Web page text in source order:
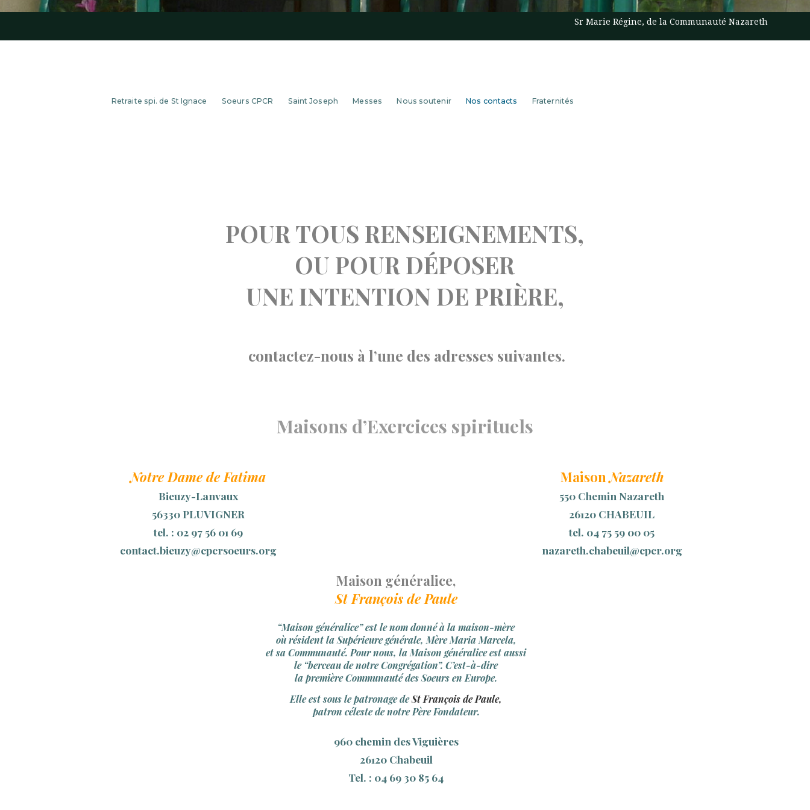
Sr Marie Régine, de la Communauté Nazareth
Retraite spi. de St Ignace Soeurs CPCR Saint Joseph Messes Nous soutenir Nos contacts Fraternités
POUR TOUS RENSEIGNEMENTS,
OU POUR DÉPOSER
UNE INTENTION DE PRIÈRE,
contactez-nous à l’une des adresses suivantes.
Maisons d’Exercices spirituels
Notre Dame de Fatima
Bieuzy-Lanvaux
56330 PLUVIGNER
tel. : 02 97 56 01 69
contact.bieuzy@cpcrsoeurs.org
MaisonNazareth
550 Chemin Nazareth
26120 CHABEUIL
tel. 04 75 59 00 05
nazareth.chabeuil@cpcr.org
Maison généralice,
St François de Paule
“Maison généralice” est le nom donné à la maison-mère
où résident la Supérieure générale, Mère Maria Marcela,
et sa Communauté. Pour nous, la Maison généralice est aussi
le “berceau de notre Congrégation”. C’est-à-dire
la première Communauté des Soeurs en Europe.
Elle est sous le patronage deSt François de Paule,
patron céleste de notre Père Fondateur.
960 chemin des Viguières
26120 Chabeuil
Tel. : 04 69 30 85 64